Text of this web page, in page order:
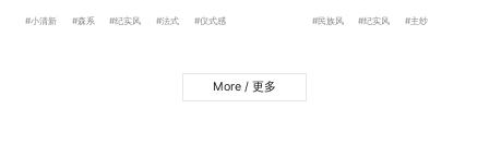
#小清新 #森系 #纪实风 #法式 #仪式感 #民族风 #纪实风 #主纱
More / 更多